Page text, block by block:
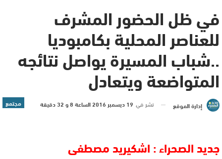
في ظل الحضور المشرف
للعناصر المحلية بكامبوديا
..شباب المسيرة يواصل نتائجه
المتواضعة ويتعادل
مجتمع إدارة الموقع نشر في 19 ديسمبر 2016 الساعة 8 و 32 دقيقة
جديد الصحراء : اشكيريد مصطفى